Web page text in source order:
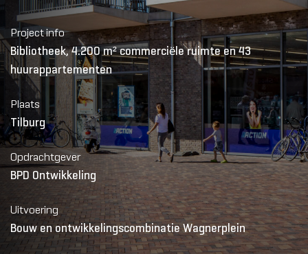
Project info
Bibliotheek, 4.200 m² commerciële ruimte en 43
huurappartementen
Plaats
Tilburg
Opdrachtgever
BPD Ontwikkeling
Uitvoering
Bouw en ontwikkelingscombinatie Wagnerplein